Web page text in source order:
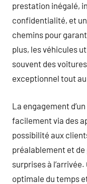
prestation inégalé,
confidentialité, et
chemins pour
plus, les véhicules
souvent des
exceptionnel tout
La engagement
facilement via des
possibilité aux
préalablement et
surprises à
optimale du temps